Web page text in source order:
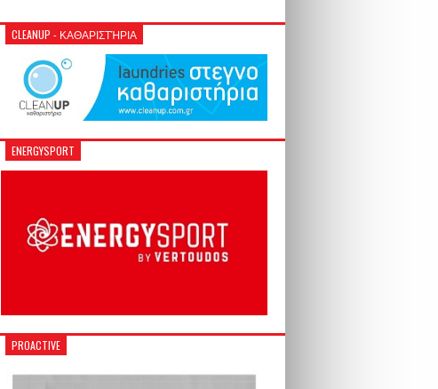
CLEANUP - ΚΑΘΑΡΙΣΤΉΡΙΑ
ENERGYSPORT
PROACTIVE